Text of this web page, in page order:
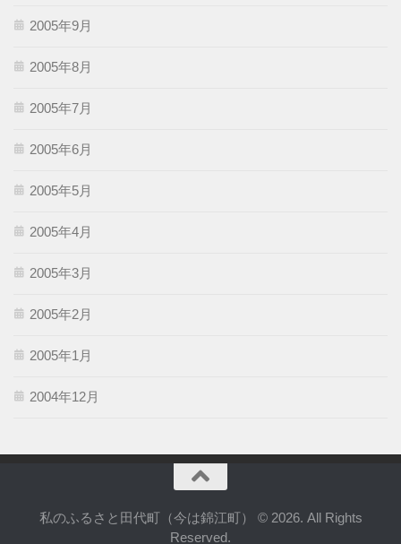
2005年9月
2005年8月
2005年7月
2005年6月
2005年5月
2005年4月
2005年3月
2005年2月
2005年1月
2004年12月
私のふるさと田代町（今は錦江町） © 2026. All Rights
Reserved.